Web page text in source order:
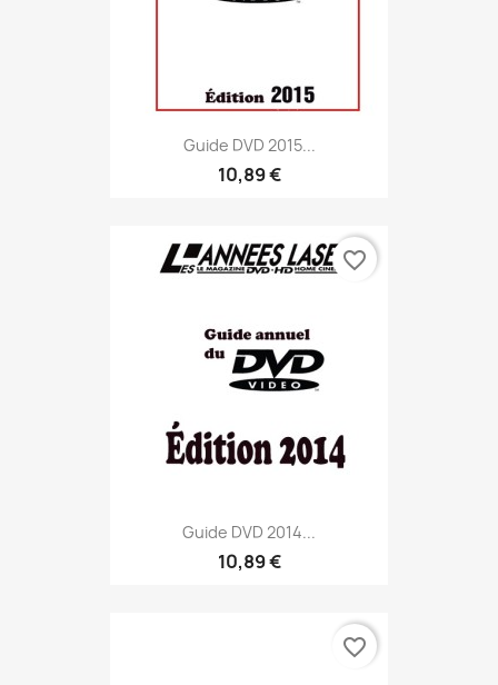
Guide DVD 2015...
10,89 €
Guide DVD 2014...
10,89 €
favorite_border
favorite_border